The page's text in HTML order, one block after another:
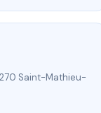
Saint-Mathieu-